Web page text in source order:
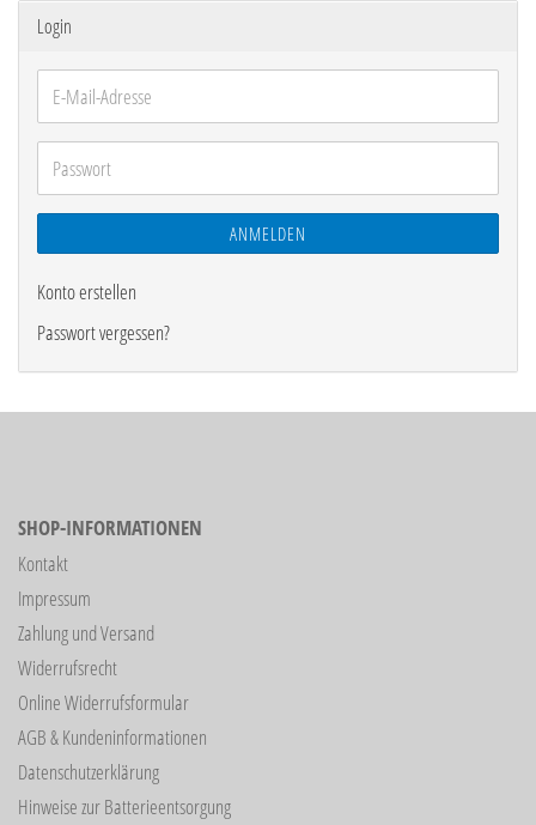
Login
E-
Mail-
Adresse
Passwort
ANMELDEN
Konto erstellen
Passwort vergessen?
SHOP-INFORMATIONEN
Kontakt
Impressum
Zahlung und Versand
Widerrufsrecht
Online Widerrufsformular
AGB & Kundeninformationen
Datenschutzerklärung
Hinweise zur Batterieentsorgung